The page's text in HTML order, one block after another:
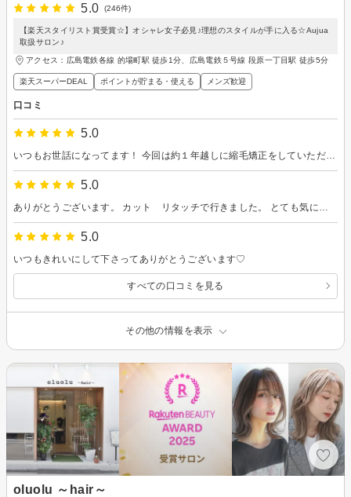
5.0
(246件)
【楽天スタイリスト賞受賞☆】オシャレ女子必見♪理想のスタイルが手に入る☆Aujua
取扱サロン♪
アクセス：広島電鉄各線 的場町駅 徒歩1分、広島電鉄５号線 段原一丁目駅 徒歩5分
楽天スーパーDEAL ポイントが貯まる・使える メンズ歓迎
口コミ
5.0
いつもお世話になってます！ 今回は約１年越しに縮毛矯正をしていただきました！ 産後の抜け毛が生えてきて根本に短い髪の毛がのびてしまい、長い髪との癖の出方が異なりケアに困っていました。今回全頭しっかりかけてもらったので全体的にしっかりまとまり、理想的なストレートになりました。毛先はまっすぐになりすぎないように内側に入るような仕上がりにしてくださりました。セットをしなくても綺麗な状態で朝を迎えられているのでかなり楽です！次回はカラーよろしくお願いします！
5.0
5.0
いつもきれいにして下さってありがとうございます♡
すべての口コミを見る
その他の情報を表示
oluolu ～hair～